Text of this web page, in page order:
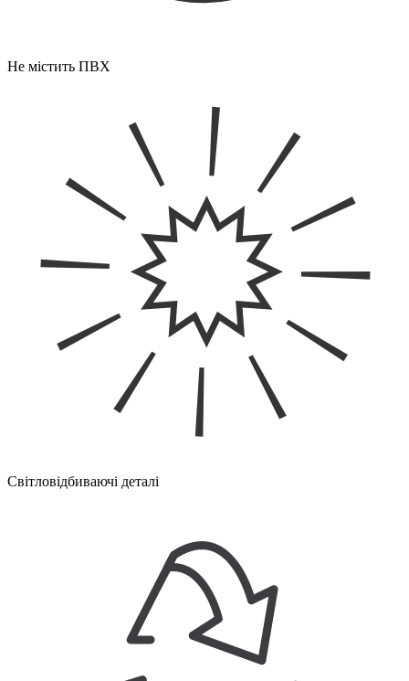
Не містить ПВХ
Світловідбиваючі деталі